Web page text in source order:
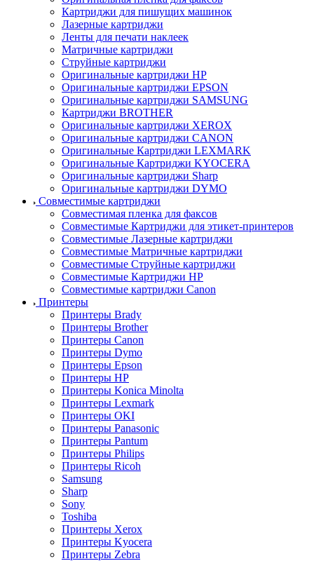
Картриджи для пишущих машинок
Лазерные картриджи
Ленты для печати наклеек
Матричные картриджи
Струйные картриджи
Оригинальные картриджи HP
Оригинальные картриджи EPSON
Оригинальные картриджи SAMSUNG
Картриджи BROTHER
Оригинальные картриджи XEROX
Оригинальные картриджи CANON
Оригинальные Картриджи LEXMARK
Оригинальные Картриджи KYOCERA
Оригинальные картриджи Sharp
Оригинальные картриджи DYMO
Совместимые картриджи
Совместимая пленка для факсов
Совместимые Картриджи для этикет-принтеров
Совместимые Лазерные картриджи
Совместимые Матричные картриджи
Совместимые Струйные картриджи
Совместимые Картриджи HP
Совместимые картриджи Canon
Принтеры
Принтеры Brady
Принтеры Brother
Принтеры Canon
Принтеры Dymo
Принтеры Epson
Принтеры HP
Принтеры Konica Minolta
Принтеры Lexmark
Принтеры OKI
Принтеры Panasonic
Принтеры Pantum
Принтеры Philips
Принтеры Ricoh
Samsung
Sharp
Sony
Toshiba
Принтеры Xerox
Принтеры Kyocera
Принтеры Zebra